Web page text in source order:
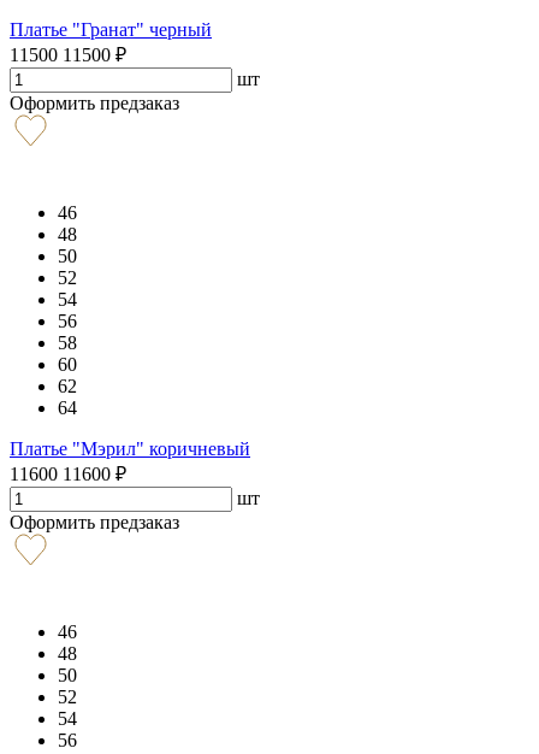
Платье "Гранат" черный
11500 11500 ₽
шт
Оформить предзаказ
46
48
50
52
54
56
58
60
62
64
Платье "Мэрил" коричневый
11600 11600 ₽
шт
Оформить предзаказ
46
48
50
52
54
56